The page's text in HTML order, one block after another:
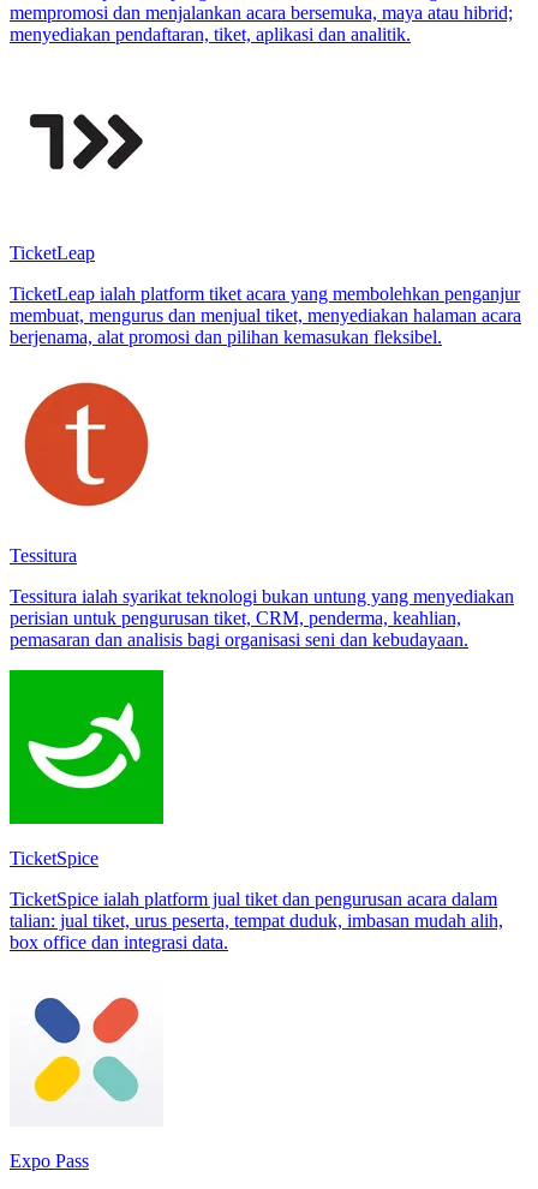
mempromosi dan menjalankan acara bersemuka, maya atau hibrid;
menyediakan pendaftaran, tiket, aplikasi dan analitik.
TicketLeap
TicketLeap ialah platform tiket acara yang membolehkan penganjur
membuat, mengurus dan menjual tiket, menyediakan halaman acara
berjenama, alat promosi dan pilihan kemasukan fleksibel.
Tessitura
Tessitura ialah syarikat teknologi bukan untung yang menyediakan
perisian untuk pengurusan tiket, CRM, penderma, keahlian,
pemasaran dan analisis bagi organisasi seni dan kebudayaan.
TicketSpice
TicketSpice ialah platform jual tiket dan pengurusan acara dalam
talian: jual tiket, urus peserta, tempat duduk, imbasan mudah alih,
box office dan integrasi data.
Expo Pass